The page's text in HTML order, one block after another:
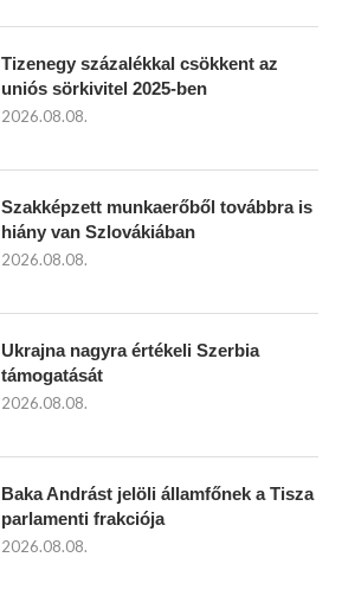
Tizenegy százalékkal csökkent az
uniós sörkivitel 2025-ben
2026.08.08.
Szakképzett munkaerőből továbbra is
hiány van Szlovákiában
2026.08.08.
Ukrajna nagyra értékeli Szerbia
támogatását
2026.08.08.
Baka Andrást jelöli államfőnek a Tisza
parlamenti frakciója
2026.08.08.